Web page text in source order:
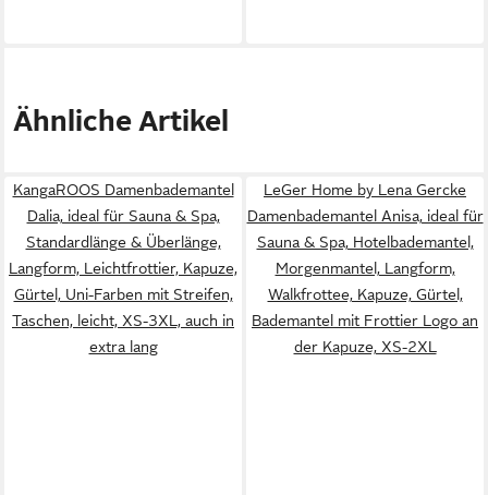
Ähnliche Artikel
KangaROOS Damenbademantel
Dalia, ideal für Sauna & Spa,
Standardlänge & Überlänge,
Langform, Leichtfrottier, Kapuze,
Gürtel, Uni-Farben mit Streifen,
Taschen, leicht, XS-3XL, auch in
extra lang
LeGer Home by Lena Gercke
Damenbademantel Anisa, ideal für
Sauna & Spa, Hotelbademantel,
Morgenmantel, Langform,
Walkfrottee, Kapuze, Gürtel,
Bademantel mit Frottier Logo an
der Kapuze, XS-2XL